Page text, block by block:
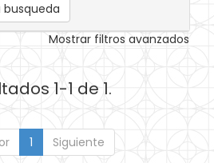
Mostrar filtros avanzados
1-1 de 1.
1 Siguiente